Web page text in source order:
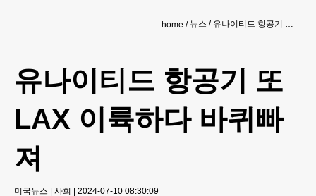
home 뉴스 유나이티드 항공기 또 LAX 이륙하다 바퀴빠져
유나이티드 항공기 또
LAX 이륙하다 바퀴빠
져
미국뉴스 | 사회 | 2024-07-10 08:30:09